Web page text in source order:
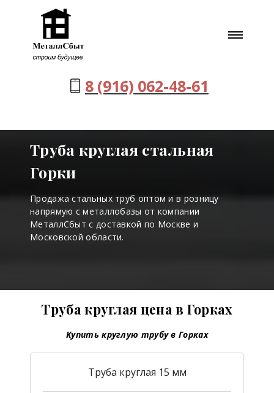
8 (916) 062-48-61
Труба круглая стальная
Горки
Продажа стальных труб оптом и в розницу
напрямую с металлобазы от компании
МеталлСбыт с доставкой по Москве и
Московской области.
Труба круглая цена в Горках
Купить круглую трубу в Горках
Труба круглая 15 мм